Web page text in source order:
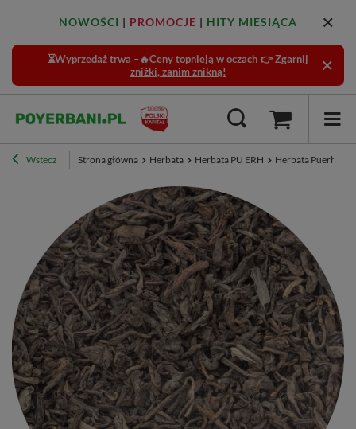
NOWOŚCI | PROMOCJE | HITY MIESIĄCA
⏳Wyprzedaż trwa –🔥Ceny topnieją w oczach 👉 Zgarnij
zniżki, zanim znikną!
Wstecz Strona główna Herbata Herbata PU ERH Herbata Puerh (PU